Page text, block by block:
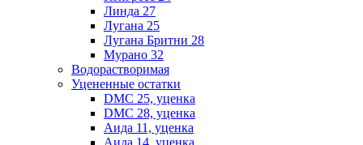
Линда 27
Лугана 25
Лугана Бритни 28
Мурано 32
Водорастворимая
Уцененные остатки
DMC 25, уценка
DMC 28, уценка
Аида 11, уценка
Аида 14, уценка